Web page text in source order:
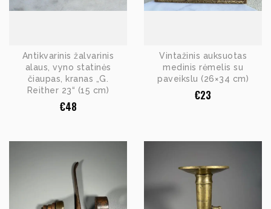
Antikvarinis žalvarinis
alaus, vyno statinės
čiaupas, kranas „G.
Reither 23“ (15 cm)
€48
Vintažinis auksuotas
medinis rėmelis su
paveikslu (26×34 cm)
€23